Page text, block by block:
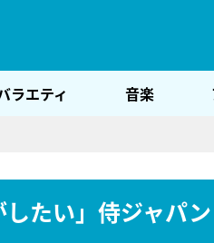
ラエティ 音楽
したい」侍ジャパ